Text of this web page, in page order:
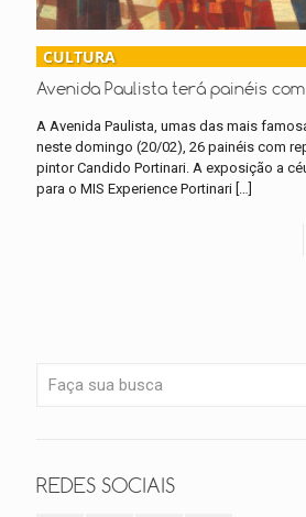
CULTURA
Avenida Paulista terá painéis
A Avenida Paulista, umas das mais
neste domingo (20/02), 26 painéis com
pintor Candido Portinari. A exposição a
para o MIS Experience Portinari […]
REDES SOCIAIS